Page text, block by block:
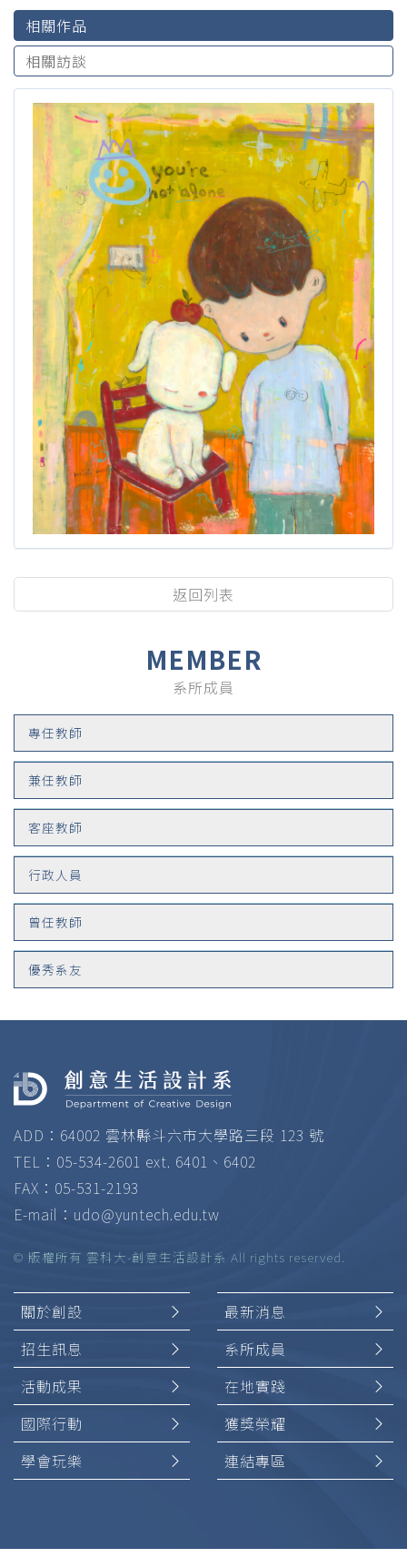
MEMBER
系所成員
專任教師
兼任教師
客座教師
行政人員
曾任教師
優秀系友
相關作品
相關訪談
返回列表
ADD：64002 雲林縣斗六市大學路三段 123 號
TEL：05-534-2601 ext. 6401、6402
FAX：05-531-2193
E-mail： udo@yuntech.edu.tw
© 版權所有 雲科大-創意生活設計系 All rights reserved.
關於創設
最新消息
招生訊息
系所成員
活動成果
在地實踐
國際行動
獲獎榮耀
學會玩樂
連結專區